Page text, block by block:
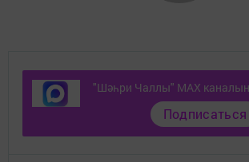
Документлар"Шәһри Чаллы" MAX
Подписаться